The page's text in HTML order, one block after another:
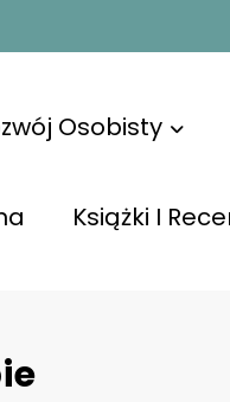
Osobisty
Książki I